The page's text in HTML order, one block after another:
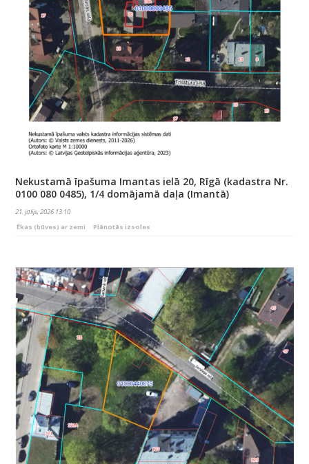
Nekustamā īpašuma Imantas ielā 20, Rīgā (kadastra Nr.
0100 080 0485), 1/4 domājamā daļa (Imantā)
21. jūlijs, 2026 13:10
Ēkas (būves) ar zemi
Plānotās izsoles